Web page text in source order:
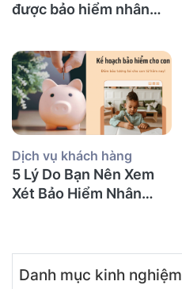
được bảo hiểm nhân
bảo hiểm gì?
Dịch vụ khách hàng
5 Lý Do Bạn Nên Xem
Xét Bảo Hiểm Nhân
Danh mục kinh nghiệm